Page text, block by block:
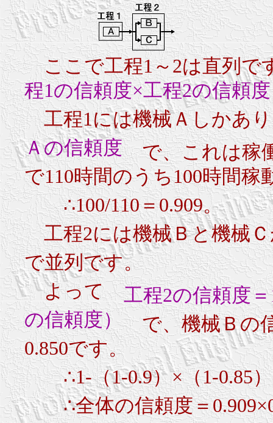
ここで工程1～2は直列
程1の信頼度×工程2の信頼度
工程1には機械Ａしかあ
Ａの信頼度で、これは稼働
で110時間のうち100時間稼
∴100/110＝0.909。
工程2には機械Ｂと機械Ｃ
で並列です。
よって工程2の信頼度
の信頼度）で、機械Ｂの信
0.850です。
∴1-（1-0.9）×（1-0.85）
∴全体の信頼度＝